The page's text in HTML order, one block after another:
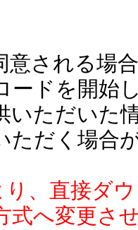
意される場
ードを開始
いただいた
ただく場合
り、直接ダ
式へ変更さ